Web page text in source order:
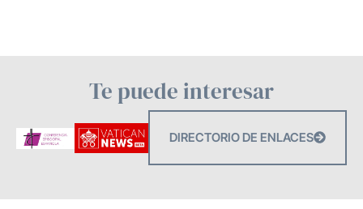
Te puede interesar
DIRECTORIO DE ENLACES